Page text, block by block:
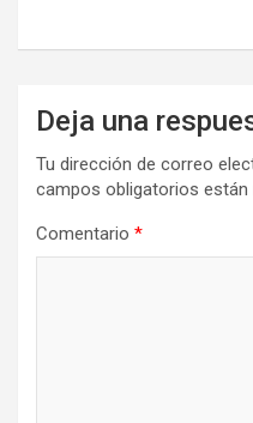
Deja una
Tu dirección de correo
campos obligatorios
Comentario *